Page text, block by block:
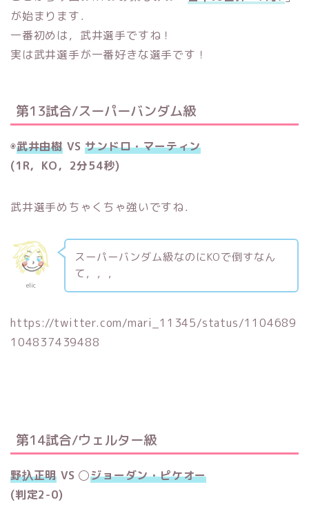
が始まります．
一番初めは，武井選手ですね！
実は武井選手が一番好きな選手です！
第13試合/スーパーバンダム級
◉武井由樹 VSサンドロ・マーティン
(1R，KO，2分54秒)
武井選手めちゃくちゃ強いですね．
elic
スーパーバンダム級なのにKOで倒すなん
て，，，
https://twitter.com/mari_11345/status/1104689
104837439488
第14試合/ウェルター級
野扖正明 VS ◯ジョーダン・ピケオー
(判定2-0)